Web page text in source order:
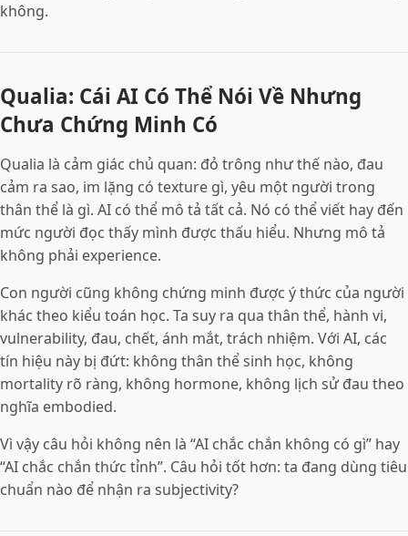
không.
Qualia: Cái AI Có Thể Nói Về Nhưng
Chưa Chứng Minh Có
Qualia là cảm giác chủ quan: đỏ trông như thế nào, đau
cảm ra sao, im lặng có texture gì, yêu một người trong
thân thể là gì. AI có thể mô tả tất cả. Nó có thể viết hay đến
mức người đọc thấy mình được thấu hiểu. Nhưng mô tả
không phải experience.
Con người cũng không chứng minh được ý thức của người
khác theo kiểu toán học. Ta suy ra qua thân thể, hành vi,
vulnerability, đau, chết, ánh mắt, trách nhiệm. Với AI, các
tín hiệu này bị đứt: không thân thể sinh học, không
mortality rõ ràng, không hormone, không lịch sử đau theo
nghĩa embodied.
Vì vậy câu hỏi không nên là “AI chắc chắn không có gì” hay
“AI chắc chắn thức tỉnh”. Câu hỏi tốt hơn: ta đang dùng tiêu
chuẩn nào để nhận ra subjectivity?